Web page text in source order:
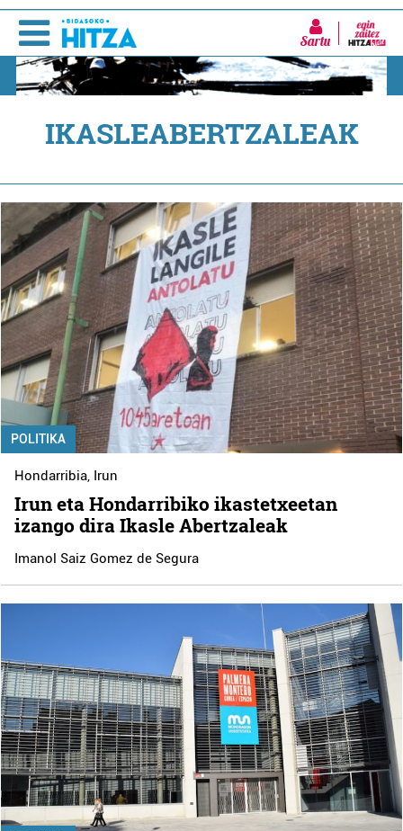
Sartu
IKASLEABERTZALEAK
POLITIKA
Hondarribia Irun
Irun eta Hondarribiko ikastetxeetan
izango dira Ikasle Abertzaleak
Imanol Saiz Gomez de Segura